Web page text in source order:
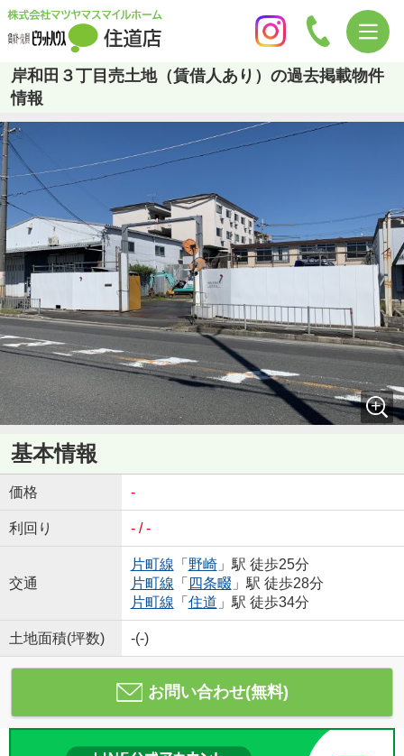
岸和田３丁目売土地（賃借人あり）の過去掲載物件
情報
基本情報
価格 -
利回り - / -
交通
片町線 「 野崎」駅 徒歩25分
片町線 「 四条畷」駅 徒歩28分
片町線 「 住道 」駅 徒歩34分
土地面積(坪数) -(-)
お問い合わせ(無料)